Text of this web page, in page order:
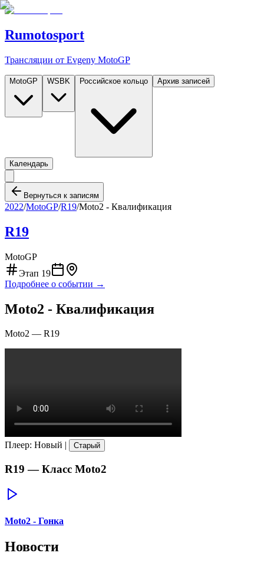
Rumotosport
Трансляции от Evgeny MotoGP
MotoGP WSBK Российское кольцо Архив записей
Календарь
Вернуться к записям
2022/MotoGP/R19/Moto2 - Квалификация
R19
MotoGP
Этап 19
Подробнее о событии →
Moto2 - Квалификация
Moto2 — R19
Плеер: Новый | Старый
R19 — Класс Moto2
Moto2 - Гонка
Новости